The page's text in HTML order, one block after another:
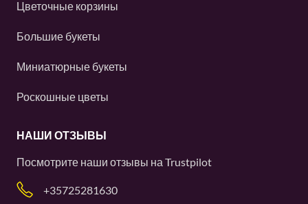
Цветочные корзины
Большие букеты
Миниатюрные букеты
Роскошные цветы
НАШИ ОТЗЫВЫ
Посмотрите наши отзывы на Trustpilot
+35725281630